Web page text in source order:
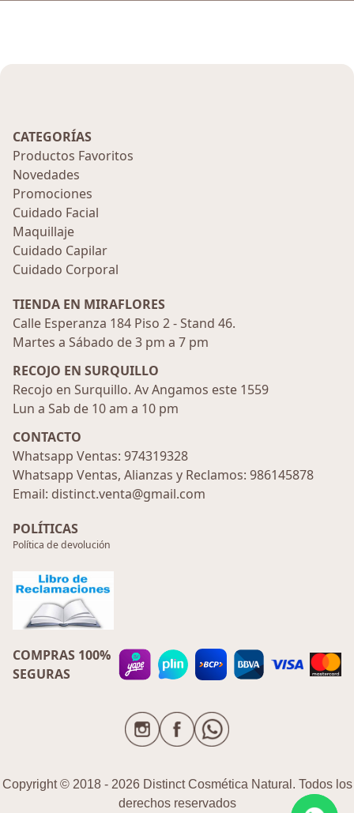
CATEGORÍAS
Productos Favoritos
Novedades
Promociones
Cuidado Facial
Maquillaje
Cuidado Capilar
Cuidado Corporal
TIENDA EN MIRAFLORES
Calle Esperanza 184 Piso 2 - Stand 46.
Martes a Sábado de 3 pm a 7 pm
RECOJO EN SURQUILLO
Recojo en Surquillo. Av Angamos este 1559
Lun a Sab de 10 am a 10 pm
CONTACTO
Whatsapp Ventas: 974319328
Whatsapp Ventas, Alianzas y Reclamos: 986145878
Email: distinct.venta@gmail.com
POLÍTICAS
Política de devolución
COMPRAS 100%
SEGURAS
Copyright © 2018 - 2026 Distinct Cosmética Natural. Todos los
derechos reservados